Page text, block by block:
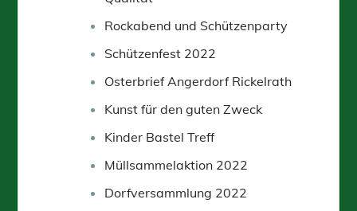
Rockabend und Schützenparty
Schützenfest 2022
Osterbrief Angerdorf Rickelrath
Kunst für den guten Zweck
Kinder Bastel Treff
Müllsammelaktion 2022
Dorfversammlung 2022